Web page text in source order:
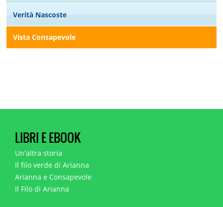
Verità Nascoste
Vista Consapevole
LIBRI E EBOOK
Un'altra storia
Il filo verde di Arianna
Arianna e Consapevole
Il Filo di Arianna